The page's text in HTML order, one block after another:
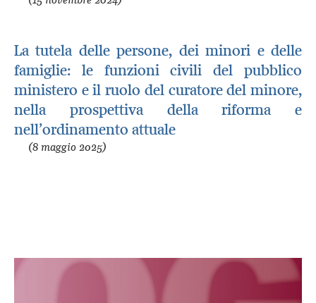
La tutela delle persone, dei minori e delle
famiglie: le funzioni civili del pubblico
ministero e il ruolo del curatore del minore,
nella prospettiva della riforma e
nell’ordinamento attuale
(8 maggio 2025)